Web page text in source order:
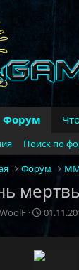
Форум
Поиск по
Форум
Д
т
а
н